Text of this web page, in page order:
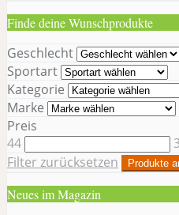
Finde deine Wunschprodukte
Geschlecht
Sportart
Kategorie
Marke
Preis
44
Filter zurücksetzen
Produkte
Neues im Magazin